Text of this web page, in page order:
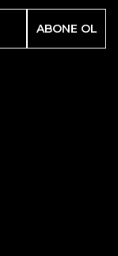
ABONE OL